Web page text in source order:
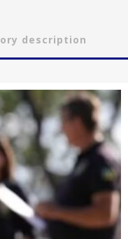
description